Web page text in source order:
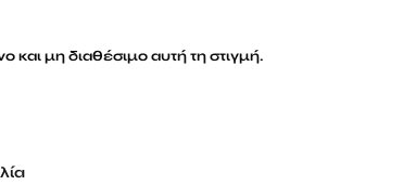
και μη διαθέσιμο αυτή τη στιγμή.